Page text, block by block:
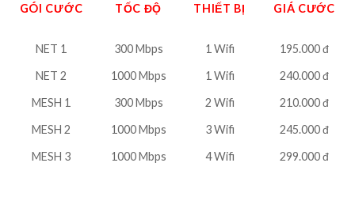
GÓI CƯỚC TỐC ĐỘ THIẾT BỊ GIÁ CƯỚC
NET 1 300 Mbps 1 Wifi
195.000 đ
NET 2
1000 Mbps 1 Wifi
240.000 đ
MESH 1
300 Mbps 2 Wifi
210.000 đ
MESH 2
1000 Mbps 3 Wifi
245.000 đ
MESH 3
1000 Mbps 4 Wifi 299.000 đ